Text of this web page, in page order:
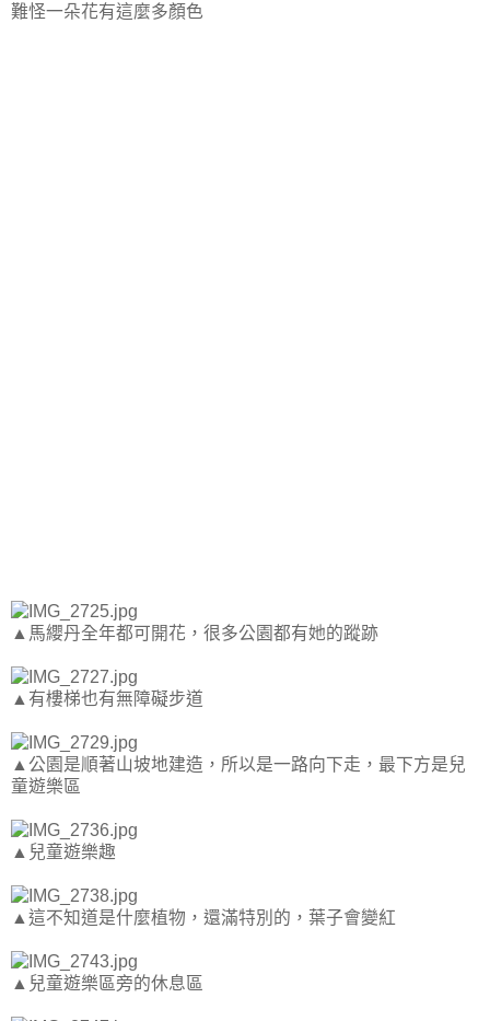
難怪一朵花有這麼多顏色
▲馬纓丹全年都可開花，很多公園都有她的蹤跡
▲有樓梯也有無障礙步道
▲公園是順著山坡地建造，所以是一路向下走，最下方是兒
童遊樂區
▲兒童遊樂趣
▲這不知道是什麼植物，還滿特別的，葉子會變紅
▲兒童遊樂區旁的休息區